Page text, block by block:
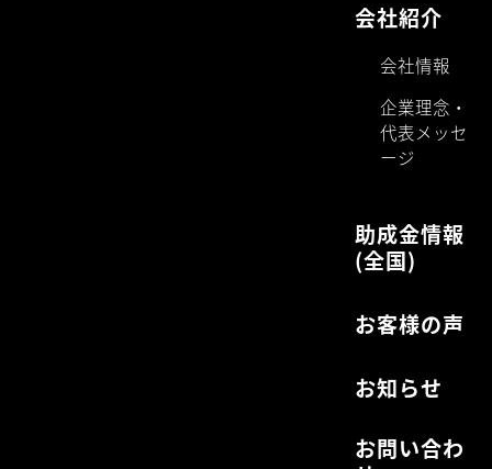
会社紹介
会社情報
企業理念・
代表メッセ
ージ
助成金情報
(全国)
お客様の声
お知らせ
お問い合わ